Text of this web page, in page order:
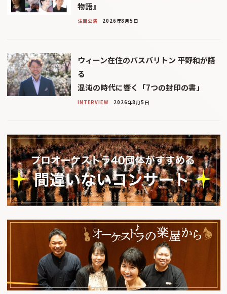
物語』
注目公演 2026年8月5日
ウィーン在住のバスバリトン 平野和が語
る
混沌の時代に響く「7つの封印の書」
INTERVIEW 2026年8月5日